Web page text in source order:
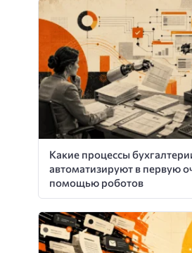
Какие процессы
автоматизируют в первую
помощью роботов